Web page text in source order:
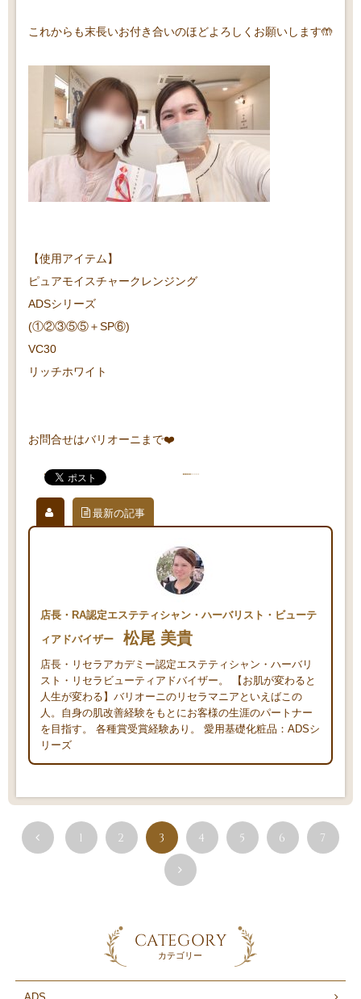
これからも末長いお付き合いのほどよろしくお願いします🤲
【使用アイテム】
ピュアモイスチャークレンジング
ADSシリーズ
(①②③⑤⑤＋SP⑥)
VC30
リッチホワイト
お問合せはバリオーニまで❤️
最新の記事
店長・RA認定エステティシャン・ハーバリスト・ビューテ
ィアドバイザー
松尾 美貴
店長・リセラアカデミー認定エステティシャン・ハーバリ
スト・リセラビューティアドバイザー。 【お肌が変わると
人生が変わる】バリオーニのリセラマニアといえばこの
人。自身の肌改善経験をもとにお客様の生涯のパートナー
を目指す。 各種賞受賞経験あり。 愛用基礎化粧品：ADSシ
リーズ
1 2 3 4 5 6 7
CATEGORY
カテゴリー